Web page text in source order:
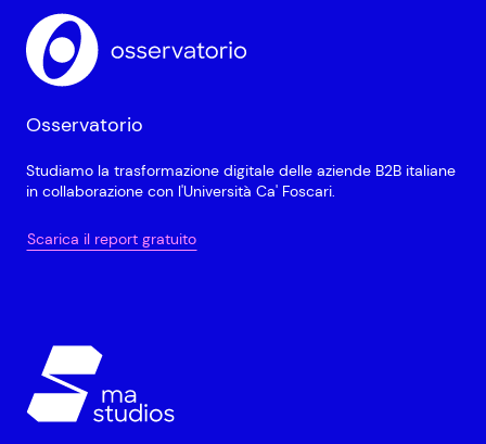
Osservatorio
Studiamo la trasformazione digitale delle aziende B2B italiane
in collaborazione con l'Università Ca' Foscari.
Scarica il report gratuito